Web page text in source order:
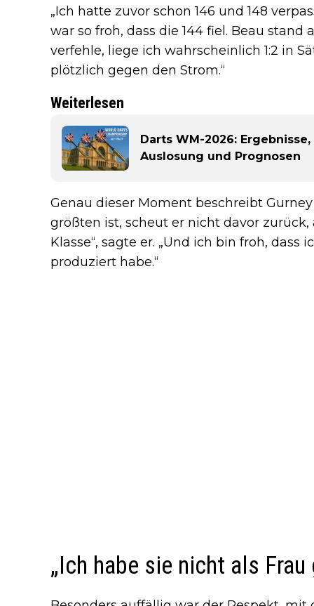
„Ich hatte zuvor schon 146 und 148
war so froh, dass die 144 fiel. Beau stand
verfehle, liege ich wahrscheinlich 1:2 in
plötzlich gegen den Strom.“
Weiterlesen
Darts WM-2026:
Auslosung und Prognosen
Genau dieser Moment beschreibt
größten ist, scheut er nicht davor zurück,
Klasse“, sagte er. „Und ich bin froh,
produziert habe.“
„Ich habe sie nicht als Frau